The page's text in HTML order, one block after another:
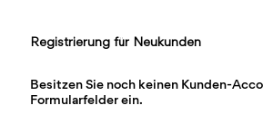
Registrierung für Neukunden
Besitzen Sie noch keinen Kunden-
Formularfelder ein.